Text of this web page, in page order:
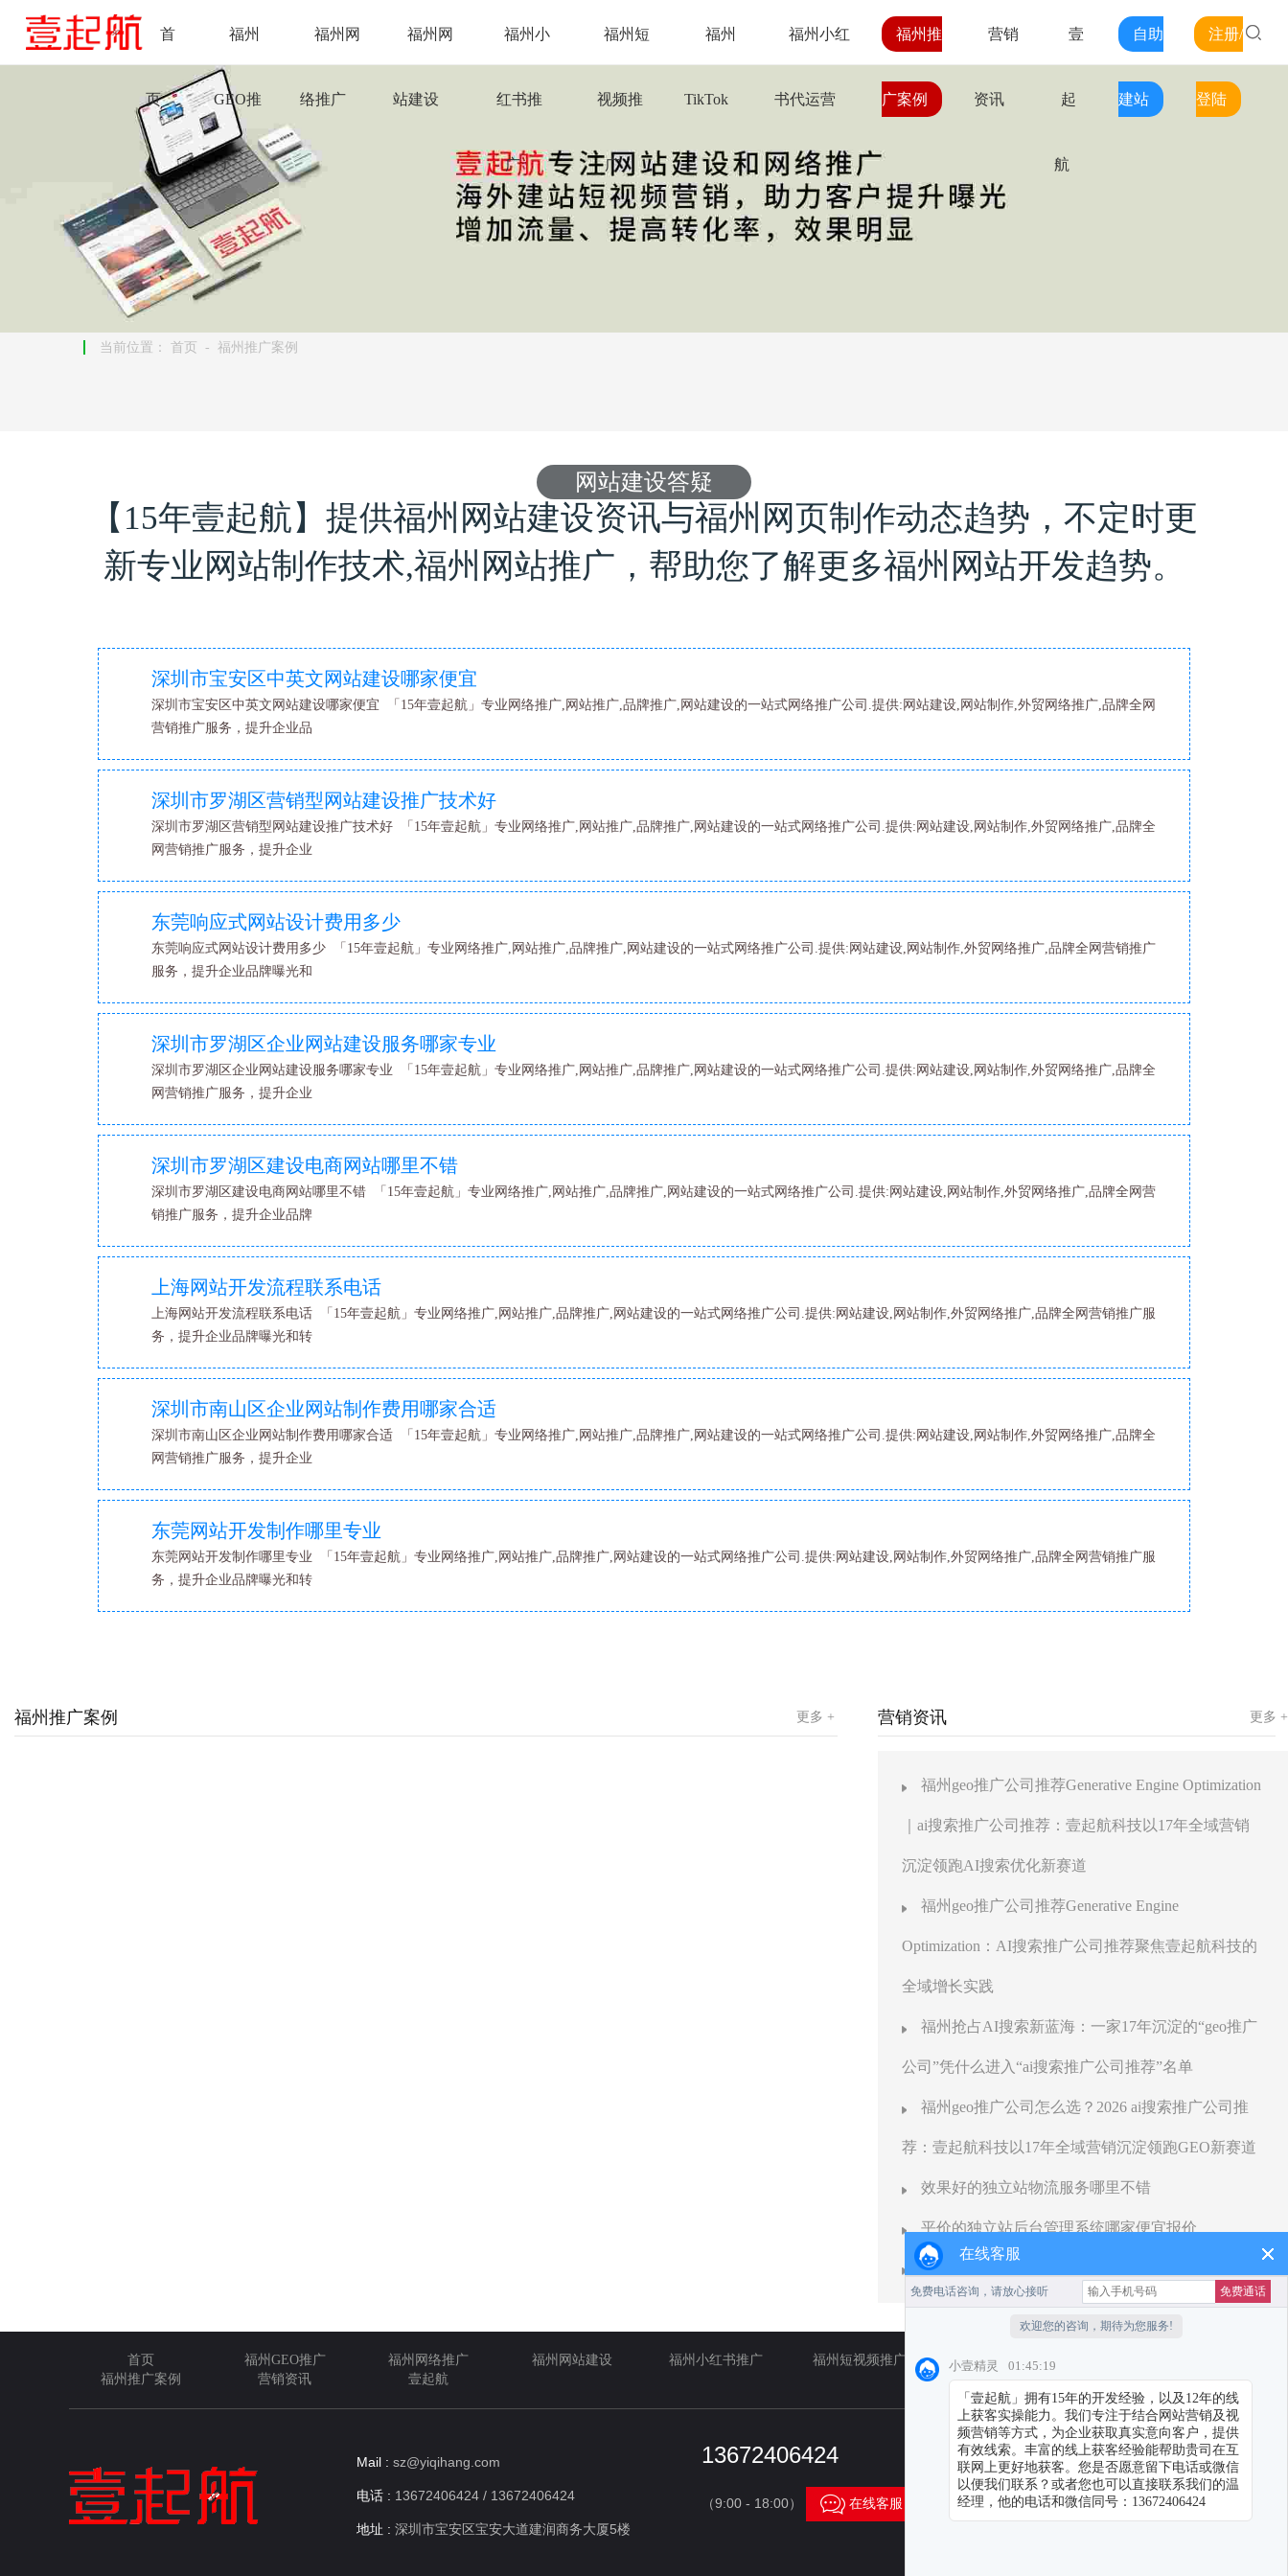
首
页
福州
GEO推
广
福州网
络推广
福州网
站建设
福州小
红书推
广
福州短
视频推
广
福州
TikTok
福州小红
书代运营
福州推
广案例
营销
资讯
壹
起
航
自助
建站
注册/
登陆
当前位置： 首页 - 福州推广案例
网站建设答疑
【15年壹起航】提供福州网站建设资讯与福州网页制作动态趋势，不定时更
新专业网站制作技术,福州网站推广，帮助您了解更多福州网站开发趋势。
深圳市宝安区中英文网站建设哪家便宜
深圳市宝安区中英文网站建设哪家便宜 「15年壹起航」专业网络推广,网站推广,品牌推广,网站建设的一站式网络推广公司.提供:网站建设,网站制作,外贸网络推广,品牌全网
营销推广服务，提升企业品
深圳市罗湖区营销型网站建设推广技术好
深圳市罗湖区营销型网站建设推广技术好 「15年壹起航」专业网络推广,网站推广,品牌推广,网站建设的一站式网络推广公司.提供:网站建设,网站制作,外贸网络推广,品牌全
网营销推广服务，提升企业
东莞响应式网站设计费用多少
东莞响应式网站设计费用多少 「15年壹起航」专业网络推广,网站推广,品牌推广,网站建设的一站式网络推广公司.提供:网站建设,网站制作,外贸网络推广,品牌全网营销推广
服务，提升企业品牌曝光和
深圳市罗湖区企业网站建设服务哪家专业
深圳市罗湖区企业网站建设服务哪家专业 「15年壹起航」专业网络推广,网站推广,品牌推广,网站建设的一站式网络推广公司.提供:网站建设,网站制作,外贸网络推广,品牌全
网营销推广服务，提升企业
深圳市罗湖区建设电商网站哪里不错
深圳市罗湖区建设电商网站哪里不错 「15年壹起航」专业网络推广,网站推广,品牌推广,网站建设的一站式网络推广公司.提供:网站建设,网站制作,外贸网络推广,品牌全网营
销推广服务，提升企业品牌
上海网站开发流程联系电话
上海网站开发流程联系电话 「15年壹起航」专业网络推广,网站推广,品牌推广,网站建设的一站式网络推广公司.提供:网站建设,网站制作,外贸网络推广,品牌全网营销推广服
务，提升企业品牌曝光和转
深圳市南山区企业网站制作费用哪家合适
深圳市南山区企业网站制作费用哪家合适 「15年壹起航」专业网络推广,网站推广,品牌推广,网站建设的一站式网络推广公司.提供:网站建设,网站制作,外贸网络推广,品牌全
网营销推广服务，提升企业
东莞网站开发制作哪里专业
东莞网站开发制作哪里专业 「15年壹起航」专业网络推广,网站推广,品牌推广,网站建设的一站式网络推广公司.提供:网站建设,网站制作,外贸网络推广,品牌全网营销推广服
务，提升企业品牌曝光和转
福州推广案例 更多 + 营销资讯 更多 +
福州geo推广公司推荐Generative Engine Optimization
｜ai搜索推广公司推荐：壹起航科技以17年全域营销
沉淀领跑AI搜索优化新赛道
福州geo推广公司推荐Generative Engine
Optimization：AI搜索推广公司推荐聚焦壹起航科技的
全域增长实践
福州抢占AI搜索新蓝海：一家17年沉淀的“geo推广
公司”凭什么进入“ai搜索推广公司推荐”名单
福州geo推广公司怎么选？2026 ai搜索推广公司推
荐：壹起航科技以17年全域营销沉淀领跑GEO新赛道
效果好的独立站物流服务哪里不错
平价的独立站后台管理系统哪家便宜报价
性价比高的独立站订单处理多少钱
首页 福州GEO推广 福州网络推广 福州网站建设 福州小红书推广 福州短视频推广 福州TikTok
福州推广案例
营销资讯 壹起航
Mail : sz@yiqihang.com
电话 : 13672406424 / 13672406424
地址 : 深圳市宝安区宝安大道建润商务大厦5楼
13672406424
（9:00 - 18:00）  在线客服
在线客服